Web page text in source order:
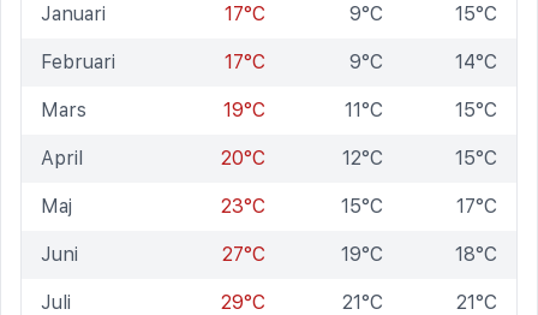
Januari 17°C 9°C 15°C
Februari 17°C 9°C 14°C
Mars 19°C 11°C 15°C
April 20°C 12°C 15°C
Maj 23°C 15°C 17°C
Juni 27°C 19°C 18°C
Juli 29°C 21°C 21°C